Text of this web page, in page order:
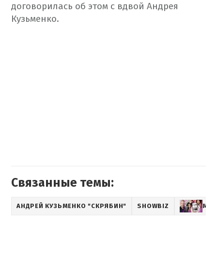
договорилась об этом с вдвой Андрея
Кузьменко.
Связанные темы:
АНДРЕЙ КУЗЬМЕНКО "СКРЯБИН" SHOWBIZ